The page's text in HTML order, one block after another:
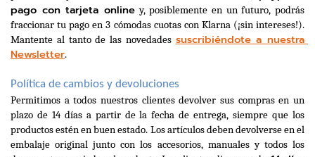
pago con tarjeta online y, posiblemente en un futuro, podrás
fraccionar tu pago en 3 cómodas cuotas con Klarna (¡sin intereses!).
Mantente al tanto de las novedades suscribiéndote a nuestra
Newsletter.
Política de cambios y devoluciones
Permitimos a todos nuestros clientes devolver sus compras en un
plazo de 14 días a partir de la fecha de entrega, siempre que los
productos estén en buen estado. Los artículos deben devolverse en el
embalaje original junto con los accesorios, manuales y todos los